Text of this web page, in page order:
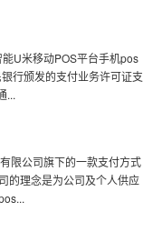
U米移动POS平台手机pos
行颁发的支付业务许可证支
...
限公司旗下的一款支付方式
的理念是为公司及个人供应